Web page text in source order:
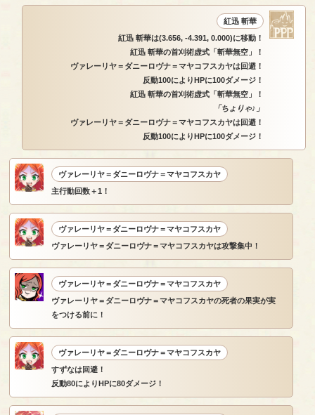
紅迅 斬華
紅迅 斬華は(3.656, -4.391, 0.000)に移動！
紅迅 斬華の首刈術虚式「斬華無空」！
ヴァレーリヤ＝ダニーロヴナ＝マヤコフスカヤは回避！
反動100によりHPに100ダメージ！
紅迅 斬華の首刈術虚式「斬華無空」！
「ちょりゃ♪」
ヴァレーリヤ＝ダニーロヴナ＝マヤコフスカヤは回避！
反動100によりHPに100ダメージ！
ヴァレーリヤ＝ダニーロヴナ＝マヤコフスカヤ
主行動回数＋1！
ヴァレーリヤ＝ダニーロヴナ＝マヤコフスカヤ
ヴァレーリヤ＝ダニーロヴナ＝マヤコフスカヤは攻撃集中！
ヴァレーリヤ＝ダニーロヴナ＝マヤコフスカヤ
ヴァレーリヤ＝ダニーロヴナ＝マヤコフスカヤの死者の果実が実
をつける前に！
ヴァレーリヤ＝ダニーロヴナ＝マヤコフスカヤ
すずなは回避！
反動80によりHPに80ダメージ！